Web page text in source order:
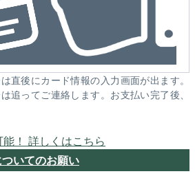
直後にカード情報の入力画面が出ます。
追ってご連絡します。お支払い完了後、
！ 詳しくはこちら
いてのお願い